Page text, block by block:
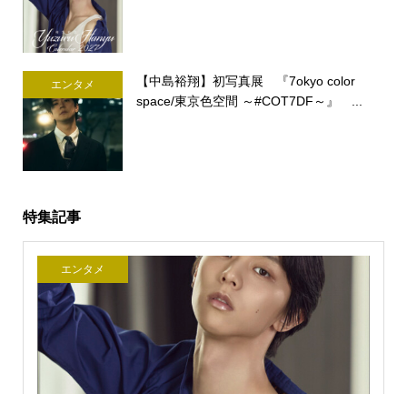
エンタメ
【中島裕翔】初写真展 『7okyo color
space/東京色空間 ～#COT7DF～』 ...
特集記事
エンタメ